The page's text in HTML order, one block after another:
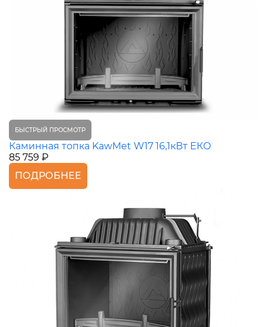
БЫСТРЫЙ ПРОСМОТР
Каминная топка KawMet W17 16,1кВт ЕКО
85 759 ₽
ПОДРОБНЕЕ